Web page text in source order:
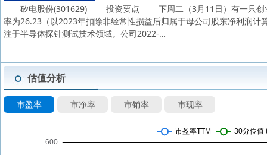
矽电股份(301629) 投资要点 下周二（3月11日）有一只创业板
率为26.23（以2023年扣除非经常性损益后归属于母公司股东净利
注于半导体探针测试技术领域。公司2022-…
估值分析
市盈率 市净率 市销率 市现率